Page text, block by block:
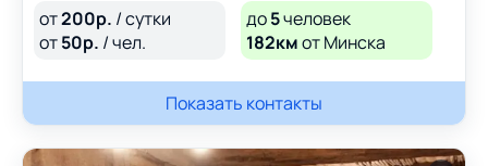
от200р. / сутки
от50р. / чел.
до5человек
182кмот Минска
Показать контакты